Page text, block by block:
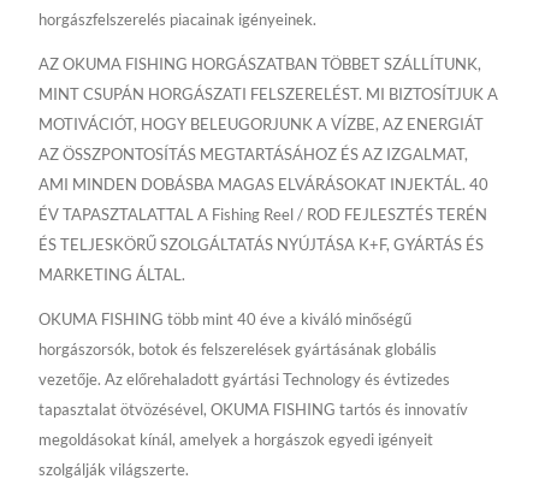
horgászfelszerelés piacainak igényeinek.
AZ OKUMA FISHING HORGÁSZATBAN TÖBBET SZÁLLÍTUNK,
MINT CSUPÁN HORGÁSZATI FELSZERELÉST. MI BIZTOSÍTJUK A
MOTIVÁCIÓT, HOGY BELEUGORJUNK A VÍZBE, AZ ENERGIÁT
AZ ÖSSZPONTOSÍTÁS MEGTARTÁSÁHOZ ÉS AZ IZGALMAT,
AMI MINDEN DOBÁSBA MAGAS ELVÁRÁSOKAT INJEKTÁL. 40
ÉV TAPASZTALATTAL A Fishing Reel / ROD FEJLESZTÉS TERÉN
ÉS TELJESKÖRŰ SZOLGÁLTATÁS NYÚJTÁSA K+F, GYÁRTÁS ÉS
MARKETING ÁLTAL.
OKUMA FISHING több mint 40 éve a kiváló minőségű
horgászorsók, botok és felszerelések gyártásának globális
vezetője. Az előrehaladott gyártási Technology és évtizedes
tapasztalat ötvözésével, OKUMA FISHING tartós és innovatív
megoldásokat kínál, amelyek a horgászok egyedi igényeit
szolgálják világszerte.